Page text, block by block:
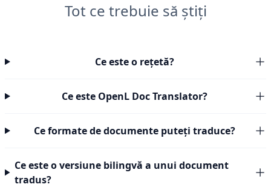
Tot ce trebuie să știți
Ce este o rețetă?
Ce este OpenL Doc Translator?
Ce formate de documente puteți traduce?
Ce este o versiune bilingvă a unui document
tradus?